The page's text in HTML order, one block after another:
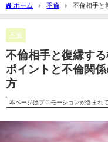
ホーム 不倫
不倫相手と
倫関係の復縁に繋がる連絡法＆接
不倫
不倫相手と復縁す
ポイントと不倫関
方
本ページはプロモーションが含まれ